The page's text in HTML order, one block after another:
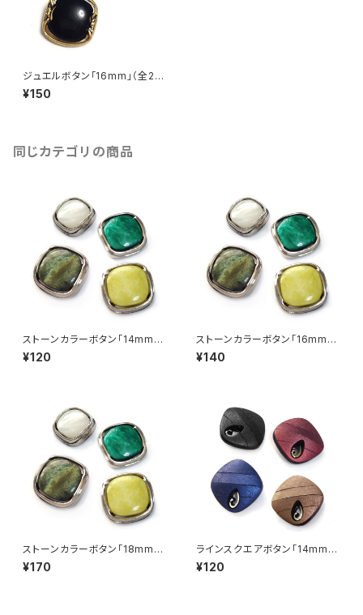
ジュエルボタン「16mm」（全2
色）【A0007】
¥150
同じカテゴリの商品
ストーンカラーボタン「14mm」
（全4色）【A0001】
¥120
ストーンカラーボタン「16mm」
（全4色）【A0001】
¥140
ストーンカラーボタン「18mm」
（全4色）【A0001】
¥170
ラインスクエアボタン「14mm」
（全4色）【A0002】
¥120